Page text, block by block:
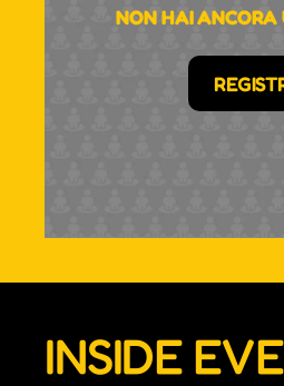
NON HAI ANCORA
INSIDE